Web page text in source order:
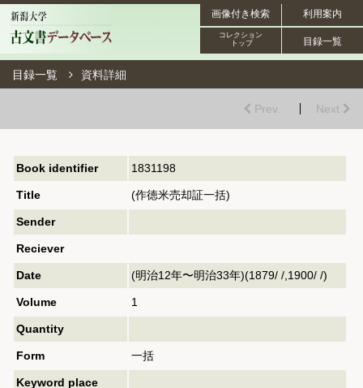
利用案内
画像付き検索
目録一覧
コレクション
トップ
目録一覧 資料詳細
Prev. Next
Book identifier 1831198
Title (作徳米売却証一括)
Sender
Reciever
Date (明治12年〜明治33年)(1879/ /,1900/ /)
Volume 1
Quantity
Form 一括
Keyword place